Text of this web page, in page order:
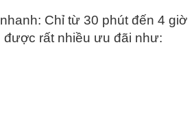
Chỉ từ 30 phút đến 4 giờ
rất nhiều ưu đãi như: